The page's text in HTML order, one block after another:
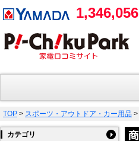
1,346,056
TOP > スポーツ・アウトドア・カー用品 >
カテゴリ